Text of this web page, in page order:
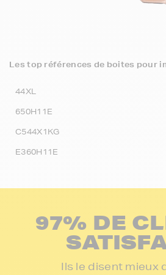
Les top références de boites pour
44XL
650H11E
C544X1KG
E360H11E
97% DE
Ils le disent mieux